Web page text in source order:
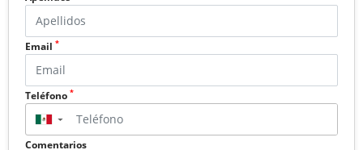
Email *
Teléfono *
▼
Comentarios